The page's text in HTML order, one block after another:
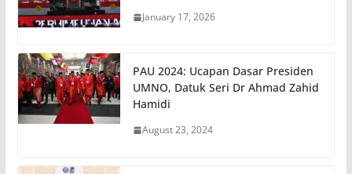
January 17, 2026
PAU 2024: Ucapan Dasar Presiden
UMNO, Datuk Seri Dr Ahmad Zahid
Hamidi
August 23, 2024